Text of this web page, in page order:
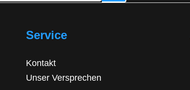
Service
Kontakt
Unser Versprechen